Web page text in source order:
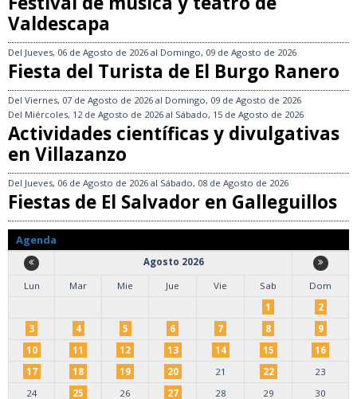
Valdescapa
Del Jueves, 06 de Agosto de 2026 al Domingo, 09 de Agosto de 2026
Fiesta del Turista de El Burgo Ranero
Del Viernes, 07 de Agosto de 2026 al Domingo, 09 de Agosto de 2026
Del Miércoles, 12 de Agosto de 2026 al Sábado, 15 de Agosto de 2026
Actividades científicas y divulgativas
en Villazanzo
Del Jueves, 06 de Agosto de 2026 al Sábado, 08 de Agosto de 2026
Fiestas de El Salvador en Galleguillos
Agenda
Agosto 2026
Lun
Mar Mie Jue Vie Sab
Dom
1
2
3
4 5 6 7 8
9
10
11 12 13 14 15
16
17
18 19 20 21 22
23
24
25 26 27 28 29
30